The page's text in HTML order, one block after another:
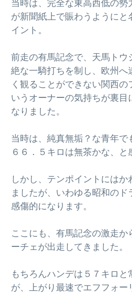
当時は、完全な東高西低の
が新聞紙上で賑わうように
イント。
前走の有馬記念で、天馬ト
絶な一騎打ちを制し、欧州
く観ることができない関西
いうオーナーの気持ちが裏目
なりました。
当時は、純真無垢？な青年
６６．５キロは無茶かな、と
しかし、テンポイントには
ましたが、いわゆる昭和のド
感傷的になります。
ここにも、有馬記念の激走
ーチェが出走してきました。
もちろんハンデは５７キロ
が、上がり最速でエフフォ